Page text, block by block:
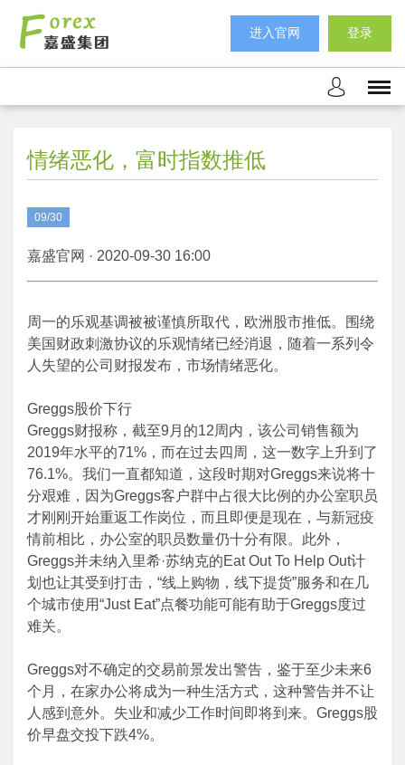
进入官网 登录
情绪恶化，富时指数推低
09/30
嘉盛官网 · 2020-09-30 16:00
周一的乐观基调被被谨慎所取代，欧洲股市推低。围绕
美国财政刺激协议的乐观情绪已经消退，随着一系列令
人失望的公司财报发布，市场情绪恶化。
Greggs股价下行
Greggs财报称，截至9月的12周内，该公司销售额为
2019年水平的71%，而在过去四周，这一数字上升到了
76.1%。我们一直都知道，这段时期对Greggs来说将十
分艰难，因为Greggs客户群中占很大比例的办公室职员
才刚刚开始重返工作岗位，而且即便是现在，与新冠疫
情前相比，办公室的职员数量仍十分有限。此外，
Greggs并未纳入里希·苏纳克的Eat Out To Help Out计
划也让其受到打击，“线上购物，线下提货”服务和在几
个城市使用“Just Eat”点餐功能可能有助于Greggs度过
难关。
Greggs对不确定的交易前景发出警告，鉴于至少未来6
个月，在家办公将成为一种生活方式，这种警告并不让
人感到意外。失业和减少工作时间即将到来。Greggs股
价早盘交投下跌4%。